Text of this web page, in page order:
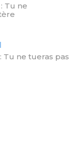
Tu ne
ne tueras pas